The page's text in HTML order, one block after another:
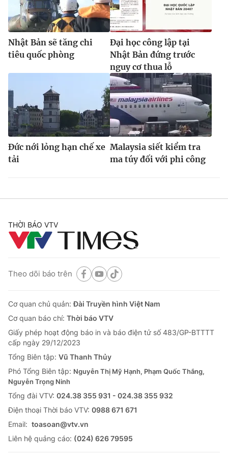
Nhật Bản sẽ tăng chi
tiêu quốc phòng
Đại học công lập tại
Nhật Bản đứng trước
nguy cơ thua lỗ
Đức nới lỏng hạn chế xe
tải
Malaysia siết kiểm tra
ma túy đối với phi công
THỜI BÁO VTV
Theo dõi báo trên
Cơ quan chủ quản:Đài Truyền hình Việt Nam
Cơ quan báo chí: Thời báo VTV
Giấy phép hoạt động báo in và báo điện tử số 483/GP-BTTTT
cấp ngày 29/12/2023
Tổng Biên tập: Vũ Thanh Thủy
Phó Tổng Biên tập: Nguyễn Thị Mỹ Hạnh, Phạm Quốc Thắng,
Nguyễn Trọng Ninh
Tổng đài VTV: 024.38 355 931 - 024.38 355 932
Ðiện thoại Thời báo VTV: 0988 671 671
Email: toasoan@vtv.vn
Liên hệ quảng cáo: (024) 626 79595